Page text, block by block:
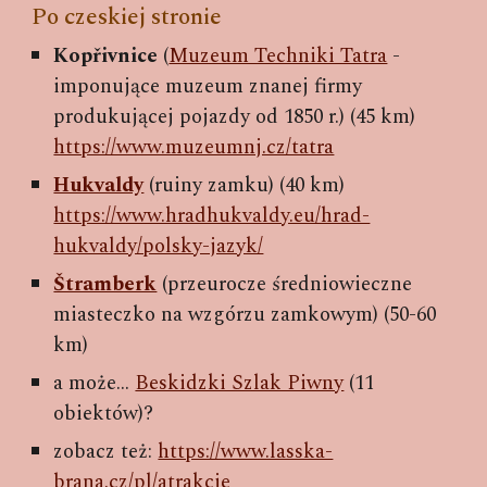
Po czeskiej stronie
Kopřivnice (Muzeum Techniki Tatra-
imponujące muzeum znanej firmy
produkującej pojazdy od 1850 r.) (45 km)
https://www.muzeumnj.cz/tatra
Hukvaldy(ruiny zamku) (40 km)
https://www.hradhukvaldy.eu/hrad-
hukvaldy/polsky-jazyk/
Štramberk(przeurocze średniowieczne
miasteczko na wzgórzu zamkowym) (50-60
km)
a może...Beskidzki Szlak Piwny(11
obiektów)?
zobacz też:https://www.lasska-